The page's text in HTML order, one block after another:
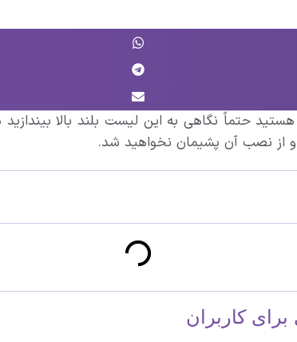
حتماً نگاهی به این لیست بلند بالا
و از نصب آن پشیمان نخواهید شد.
کاربران